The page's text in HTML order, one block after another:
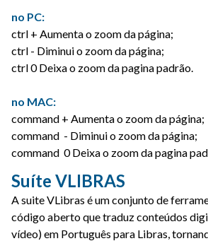
no PC:
ctrl + Aumenta o zoom da página;
ctrl - Diminui o zoom da página;
ctrl 0 Deixa o zoom da pagina padrão.
no MAC:
command + Aumenta o zoom da página;
command - Diminui o zoom da página;
command 0 Deixa o zoom da pagina
Suíte VLIBRAS
A suite VLibras é um conjunto de
código aberto que traduz conteúdos
vídeo) em Português para Libras,